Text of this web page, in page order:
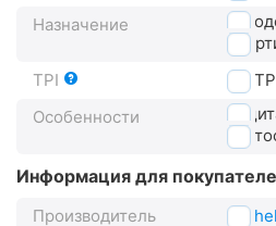
Назначение
TPI
22
Особенности
Информация для
Производитель